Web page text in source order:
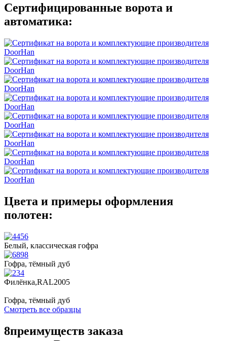
Сертифицированные ворота и
автоматика:
Цвета и примеры оформления
полотен:
Белый, классическая гофра
Гофра, тёмный дуб
Филёнка,RAL2005
Гофра, тёмный дуб
Смотреть все образцы
8преимуществ заказа